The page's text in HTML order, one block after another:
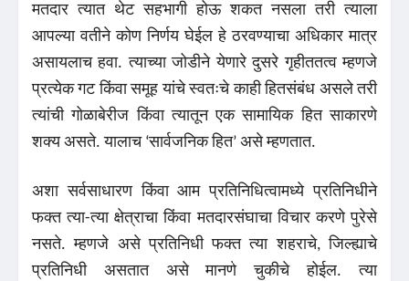
मतदार त्यात थेट सहभागी होऊ शकत नसला तरी त्याला
आपल्या वतीने कोण निर्णय घेईल हे ठरवण्याचा अधिकार मात्र
असायलाच हवा. त्याच्या जोडीने येणारे दुसरे गृहीततत्व म्हणजे
प्रत्येक गट किंवा समूह यांचे स्वतःचे काही हितसंबंध असले तरी
त्यांची गोळाबेरीज किंवा त्यातून एक सामायिक हित साकारणे
शक्य असते. यालाच ‘सार्वजनिक हित’ असे म्हणतात.
अशा सर्वसाधारण किंवा आम प्रतिनिधित्वामध्ये प्रतिनिधीने
फक्त त्या-त्या क्षेत्राचा किंवा मतदारसंघाचा विचार करणे पुरेसे
नसते. म्हणजे असे प्रतिनिधी फक्त त्या शहराचे, जिल्ह्याचे
प्रतिनिधी असतात असे मानणे चुकीचे होईल. त्या